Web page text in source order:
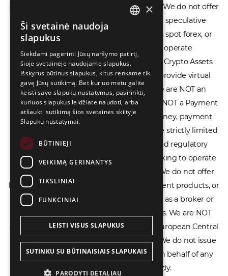
Firm and NOT a financial services provider. We do not offer
or provide access to securities, complex speculative
financial products including CFDs, rolling spot forex, or
financial spread betting. We do not operate
cryptocurrency exchanges, we are NOT a Crypto Assets
Service Provider (CASP), and we do not provide virtual
assets software or hardware wallets. We are NOT an
Electronic Money Institution (EMI), we are NOT a Payment
Institution (PI), and we do not issue e-money, payment
services, or IBAN accounts. Our services are strictly limited
to legal advisory, licensing assistance, and regulatory
compliance consulting for businesses seeking to operate
within the EU/EEA financial framework. We do not offer
banking services, loans, insurance, investment products, or
crowdfunding services and we do not act as a broker or
affiliate for any financial trading platforms. We are NOT
affiliated with the Bank of Lithuania, the European Central
Bank, or any other supervisory authority. We do not issue
licenses, permits, or official documents on behalf of any
government or regulatory body.
РУССКИЙ
中文（简体
×
Ši svetainė naudoja
slapukus
Siekdami pagerinti Jūsų naršymo patirtį,
šioje svetainėje naudojame slapukus.
Išskyrus būtinus slapukus, kitus renkame tik
gavę Jūsų sutikimą. Bet kuriuo metu galite
keisti savo slapukų nustatymus, pasirinkti,
kuriuos slapukus leidžiate naudoti, arba
atšaukti sutikimą šios svetainės skiltyje
Slapukų nustatymai.
BŪTINIEJI
VEIKIMĄ GERINANTYS
TIKSLINIAI
FUNKCINIAI
LEISTI VISUS SLAPUKUS
SUTINKU SU BŪTINAISIAIS SLAPUKAIS
PARODYTI DETALIAU